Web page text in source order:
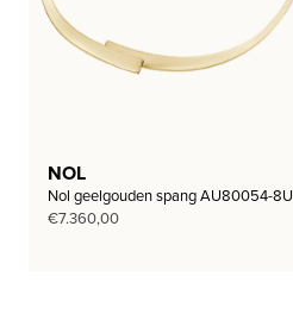
NOL
Nol geelgouden spang AU80054-8U
€7.360,00